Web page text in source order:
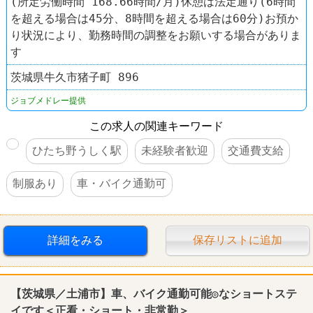
を超える場合は45分、8時間を超える場合は60分)お預か
り状況により、勤務時間の調整をお願いする場合がありま
す
茨城県牛久市猪子町 896
ジョブメドレー提供
この求人の関連キーワード
ひたち野うしく駅
未経験者歓迎 交通費支給
制服あり 車・バイク通勤可
詳細をみる 保存リストに追加
【茨城県／土浦市】車、バイク通勤可能◎なショートステ
イです＜正看・ショート・非常勤＞